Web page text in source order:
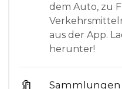
dem Auto, zu
aus der App.
herunter!
Sammlungen